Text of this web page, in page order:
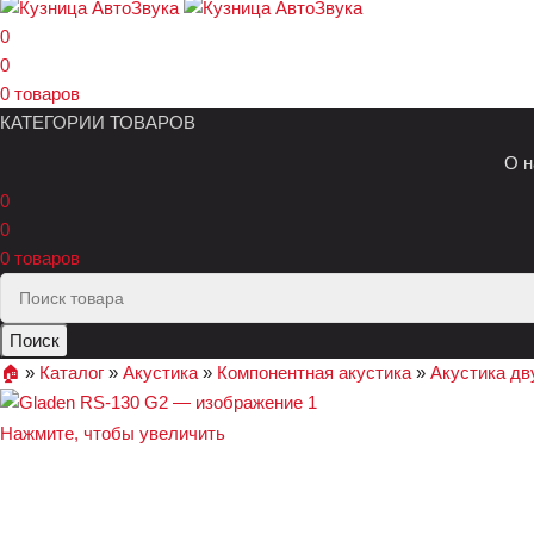
0
0
0 товаров
КАТЕГОРИИ ТОВАРОВ
О
0
0
0 товаров
Поиск
🏠︎ » Каталог » Акустика » Компонентная акустика » Акустика
Нажмите, чтобы увеличить